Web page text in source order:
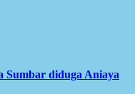
Sumbar diduga Aniaya